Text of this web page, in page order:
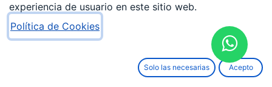
AÑADIR AL CARRITO
experiencia de usuario en este sitio web.
Política de Cookies
Solo las necesarias Acepto